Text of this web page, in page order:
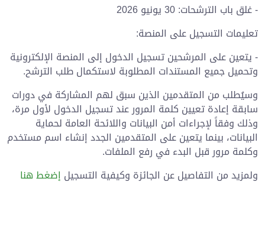
- غلق باب الترشحات: 30 يونيو 2026
تعليمات التسجيل على المنصة:
- يتعين على المرشحين تسجيل الدخول إلى المنصة الإلكترونية
وتحميل جميع المستندات المطلوبة لاستكمال طلب الترشح.
وسيُطلب من المتقدمين الذين سبق لهم المشاركة في دورات
سابقة إعادة تعيين كلمة المرور عند تسجيل الدخول لأول مرة،
وذلك وفقاً لإجراءات أمن البيانات واللائحة العامة لحماية
البيانات، بينما يتعين على المتقدمين الجدد إنشاء اسم مستخدم
وكلمة مرور قبل البدء في رفع الملفات.
ولمزيد من التفاصيل عن الجائزة وكيفية التسجيل إضغط هنا